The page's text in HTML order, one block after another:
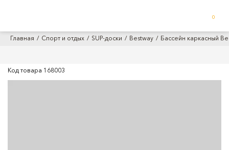
0
Главная Спорт и отдых SUP-доски Bestway Бассейн каркасный
Код товара 168003